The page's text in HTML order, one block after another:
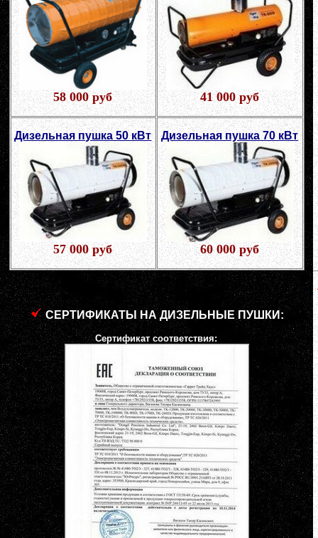
58 000 руб 41 000 руб
Дизельная пушка 50 кВт
57 000 руб
Дизельная пушка 70 кВт
60 000 руб
СЕРТИФИКАТЫ НА ДИЗЕЛЬНЫЕ ПУШКИ:
Сертификат соответствия: